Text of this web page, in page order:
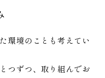
環境のことも考えてい
つずつ、取り組んでお